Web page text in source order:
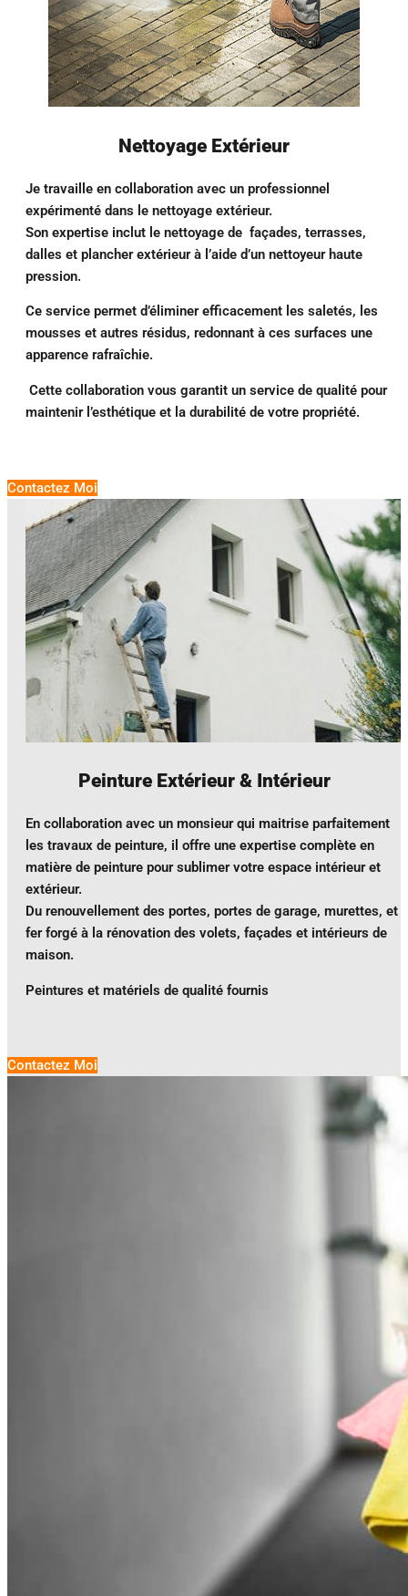
Nettoyage Extérieur
Je travaille en collaboration avec un professionnel
expérimenté dans le nettoyage extérieur.
Son expertise inclut le nettoyage de façades, terrasses,
dalles et plancher extérieur à l’aide d’un nettoyeur haute
pression.
Ce service permet d’éliminer efficacement les saletés, les
mousses et autres résidus, redonnant à ces surfaces une
apparence rafraîchie.
Cette collaboration vous garantit un service de qualité pour
maintenir l’esthétique et la durabilité de votre propriété.
Contactez Moi
Peinture Extérieur & Intérieur
En collaboration avec un monsieur qui maitrise parfaitement
les travaux de peinture, il offre une expertise complète en
matière de peinture pour sublimer votre espace intérieur et
extérieur.
Du renouvellement des portes, portes de garage, murettes, et
fer forgé à la rénovation des volets, façades et intérieurs de
maison.
Peintures et matériels de qualité fournis
Contactez Moi